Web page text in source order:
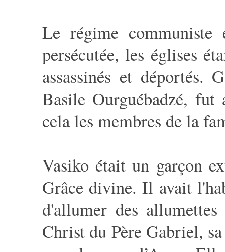
Le régime
persécutée, les églises
assassinés et déportés.
Basile Ourguébadzé, fut
cela les membres de la
Vasiko était un garçon
Grâce divine. Il avait
d'allumer des
Christ du Père Gabriel,